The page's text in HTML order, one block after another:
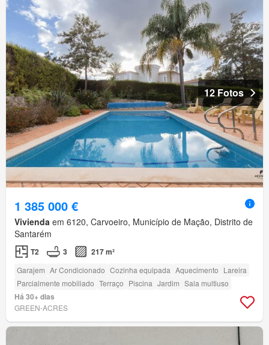
12 Fotos
1 385 000 €
Vivienda em 6120, Carvoeiro, Município de Mação, Distrito de
Santarém
T2 3 217 m²
Garajem Ar Condicionado Cozinha equipada Aquecimento Lareira
Parcialmente mobiliado Terraço Piscina Jardim Sala multiuso
Há 30+ dias
GREEN-ACRES